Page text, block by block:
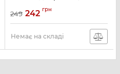
249 242 грн
Немає на складі